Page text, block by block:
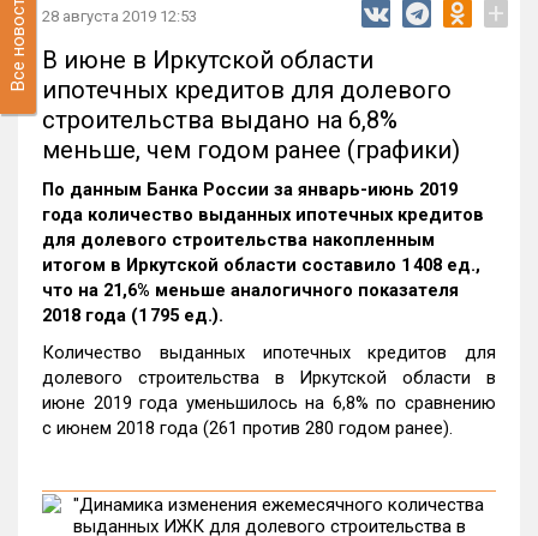
Все новости 28 августа 2019 12:53 +
В июне в Иркутской области
ипотечных кредитов для долевого
строительства выдано на 6,8%
меньше, чем годом ранее (графики)
По данным Банка России за январь-июнь 2019
года количество выданных ипотечных кредитов
для долевого строительства накопленным
итогом в Иркутской области составило 1 408 ед.,
что на 21,6% меньше аналогичного показателя
2018 года (1 795 ед.).
Количество выданных ипотечных кредитов для
долевого строительства в Иркутской области в
июне 2019 года уменьшилось на 6,8% по сравнению
с июнем 2018 года (261 против 280 годом ранее).